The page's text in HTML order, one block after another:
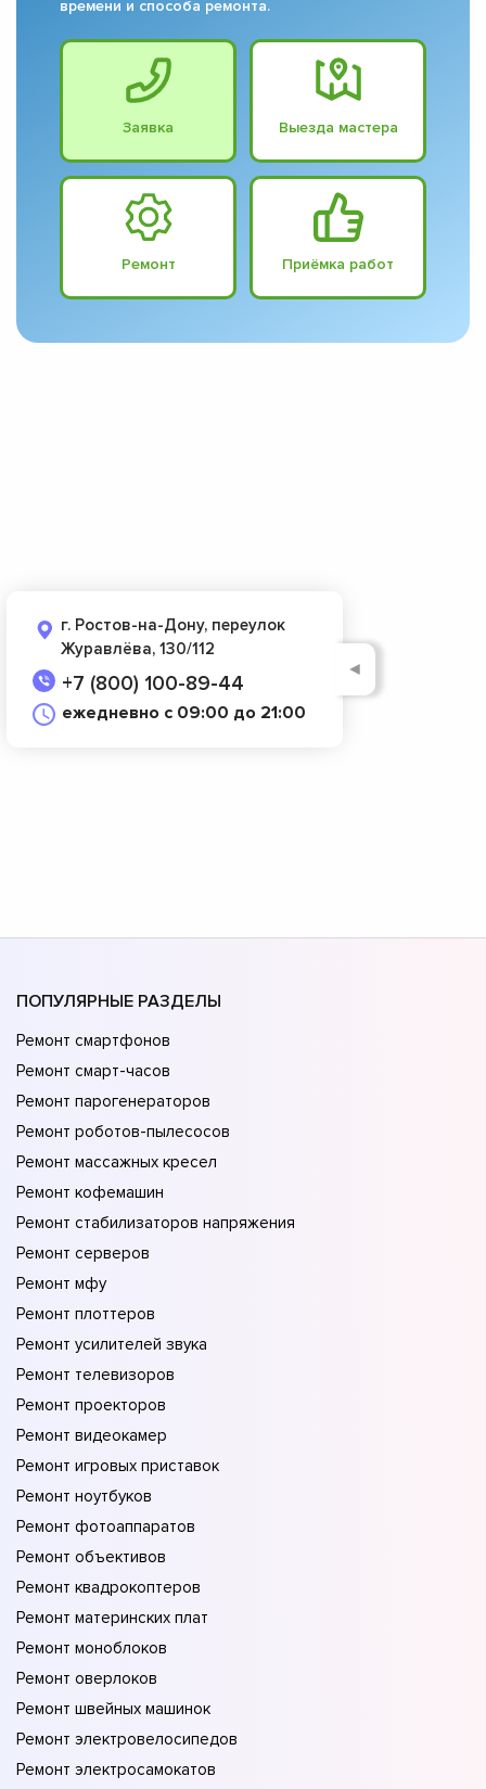
времени и способа ремонта.
Заявка Выезда мастера
Ремонт Приёмка работ
г. Ростов-на-Дону, переулок
Журавлёва, 130/112
+7 (800) 100-89-44
ежедневно с 09:00 до 21:00
◄
ПОПУЛЯРНЫЕ РАЗДЕЛЫ
Ремонт смартфонов
Ремонт смарт-часов
Ремонт парогенераторов
Ремонт роботов-пылесосов
Ремонт массажных кресел
Ремонт кофемашин
Ремонт стабилизаторов напряжения
Ремонт серверов
Ремонт мфу
Ремонт плоттеров
Ремонт усилителей звука
Ремонт телевизоров
Ремонт проекторов
Ремонт видеокамер
Ремонт игровых приставок
Ремонт ноутбуков
Ремонт фотоаппаратов
Ремонт объективов
Ремонт квадрокоптеров
Ремонт материнских плат
Ремонт моноблоков
Ремонт оверлоков
Ремонт швейных машинок
Ремонт электровелосипедов
Ремонт электросамокатов